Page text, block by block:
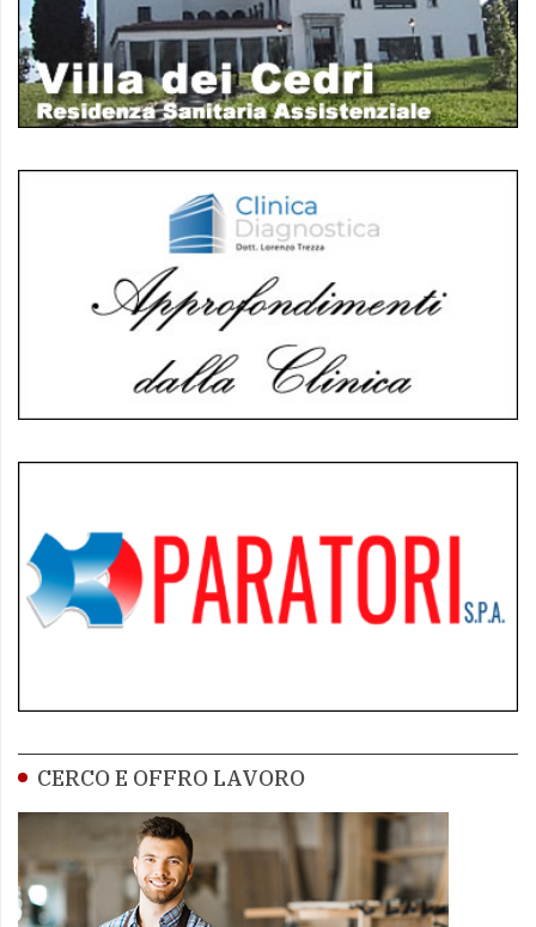
CERCO E OFFRO LAVORO